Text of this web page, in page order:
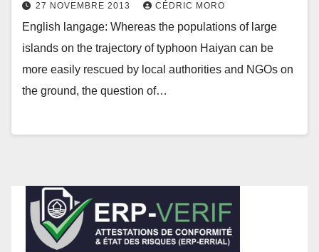
27 NOVEMBRE 2013 CÉDRIC MORO
English langage: Whereas the populations of large
islands on the trajectory of typhoon Haiyan can be
more easily rescued by local authorities and NGOs on
the ground, the question of…